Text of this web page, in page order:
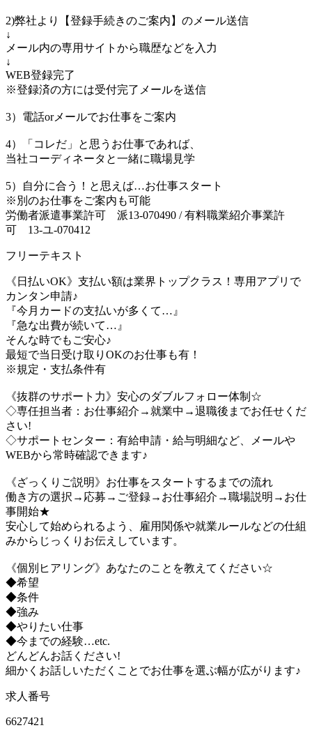
2)弊社より【登録手続きのご案内】のメール送信
↓
メール内の専用サイトから職歴などを入力
↓
WEB登録完了
※登録済の方には受付完了メールを送信
3）電話orメールでお仕事をご案内
4）「コレだ」と思うお仕事であれば、
当社コーディネータと一緒に職場見学
5）自分に合う！と思えば…お仕事スタート
※別のお仕事をご案内も可能
労働者派遣事業許可 派13-070490 / 有料職業紹介事業許
可 13-ユ-070412
フリーテキスト
《日払いOK》支払い額は業界トップクラス！専用アプリで
カンタン申請♪
『今月カードの支払いが多くて…』
『急な出費が続いて…』
そんな時でもご安心♪
最短で当日受け取りOKのお仕事も有！
※規定・支払条件有
《抜群のサポート力》安心のダブルフォロー体制☆
◇専任担当者：お仕事紹介→就業中→退職後までお任せくだ
さい!
◇サポートセンター：有給申請・給与明細など、メールや
WEBから常時確認できます♪
《ざっくりご説明》お仕事をスタートするまでの流れ
働き方の選択→応募→ご登録→お仕事紹介→職場説明→お仕
事開始★
安心して始められるよう、雇用関係や就業ルールなどの仕組
みからじっくりお伝えしています。
《個別ヒアリング》あなたのことを教えてください☆
◆希望
◆条件
◆強み
◆やりたい仕事
◆今までの経験…etc.
どんどんお話ください!
細かくお話しいただくことでお仕事を選ぶ幅が広がります♪
求人番号
6627421